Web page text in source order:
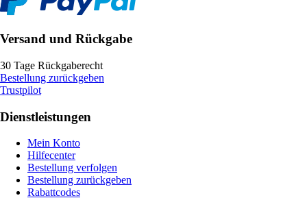
Versand und Rückgabe
30 Tage Rückgaberecht
Bestellung zurückgeben
Trustpilot
Dienstleistungen
Mein Konto
Hilfecenter
Bestellung verfolgen
Bestellung zurückgeben
Rabattcodes